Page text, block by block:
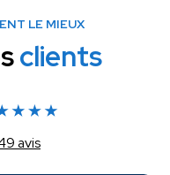
LE MIEUX
clients
avis